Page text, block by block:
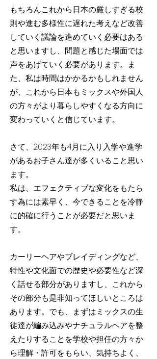
もちろんこれから日本の厳しすぎる校
則や進む多様性に遅れた考えなど改善
していく議論を進めていく必要はある
と思いますし、問題と感じた場面では
声をあげていく必要があります。ま
た、私は時間はかかるかもしれません
が、これから日本もミックスや外国人
の方々がより暮らしやすくなる方向に
変わっていくと信じています。
さて、2023年も4月に入り入学や進学
があるお子さん達が多くいること思い
ます。
私は、エフェクティブな変化をもたら
す為には素早く、今できることを冷静
に的確に行うことが必要だと思いま
す。
カーリーヘアやブレイディングなど、
特性や文化面での歴史や必要性など深
く話せる部分がありますし、これから
その部分も是非知ってほしいところは
あります。でも、まずはミックスの生
徒達が編み込みやナチュラルヘアを整
えたりすることを学校や担任の方々か
ら理解・許可をもらい、気持ちよく、